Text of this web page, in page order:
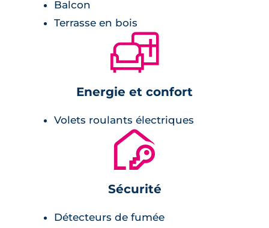
Balcon
Terrasse en bois
🛋
Energie et confort
Volets roulants électriques
🔐
Sécurité
Détecteurs de fumée